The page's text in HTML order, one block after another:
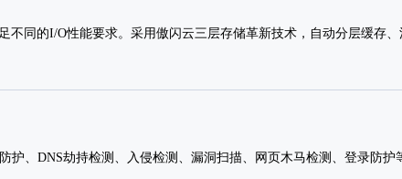
同的I/O性能要求。采用傲闪云三层存储革新技术，自动分层缓存
护、DNS劫持检测、入侵检测、漏洞扫描、网页木马检测、登录防